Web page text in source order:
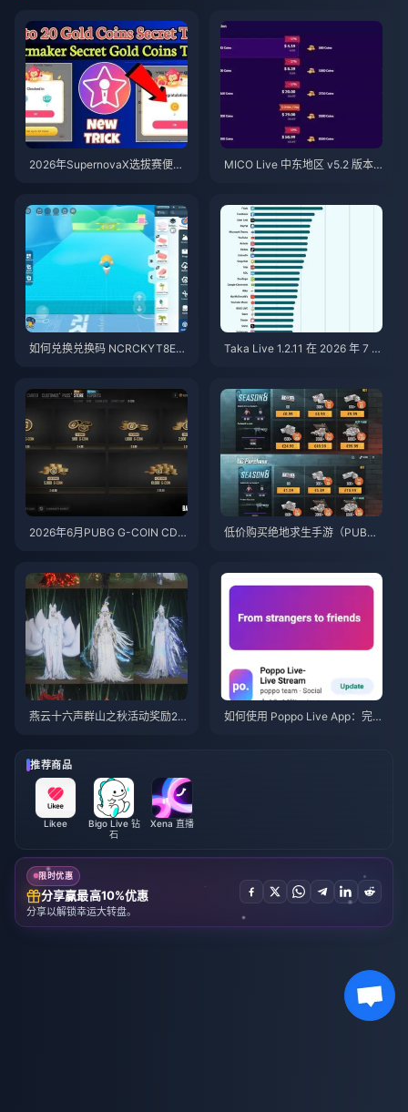
2026年SupernovaX选拔赛便宜
MICO Live 中东地区 v5.2 版本
如何兑换兑换码 NCRCKYT8EF
Taka Live 1.2.11 在 2026 年 7 月
2026年6月PUBG G-COIN CD
低价购买绝地求生手游（PUBG
格、最佳礼包与安全充值指南
燕云十六声群山之秋活动奖励20
如何使用 Poppo Live App：完
推荐商品
Likee
Bigo Live 钻
石
Xena 直播
限时优惠
分享赢最高10%优惠
分享以解锁幸运大转盘。